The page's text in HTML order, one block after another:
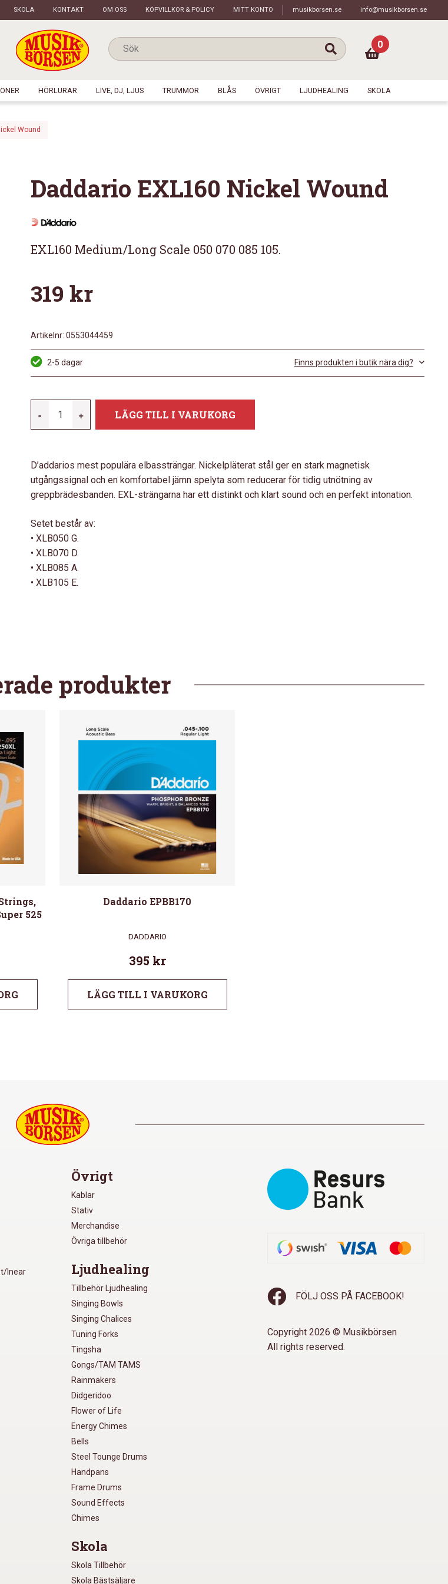
SKOLA KONTAKT OM OSS KÖPVILLKOR & POLICY MITT KONTO musikborsen.se info@musikborsen.se
0
HÖRLURAR LIVE, DJ, LJUS TRUMMOR BLÅS ÖVRIGT LJUDHEALING SKOLA
Wound
Daddario EXL160 Nickel Wound
EXL160 Medium/Long Scale 050 070 085 105.
319 kr
Artikelnr: 0553044459
2-5 dagar Finns produkten i butik nära dig?
-
EXL160
MÄNGD
+ LÄGG TILL I VARUKORG
D’addarios mest populära elbassträngar. Nickelpläterat stål ger en stark magnetisk
utgångssignal och en komfortabel jämn spelyta som reducerar för tidig utnötning av
greppbrädesbanden. EXL-strängarna har ett distinkt och klart sound och en perfekt intonation.
Setet består av:
• XLB050 G.
• XLB070 D.
• XLB085 A.
• XLB105 E.
produkter
525
Daddario EPBB170
DADDARIO
395 kr
LÄGG TILL I VARUKORG
Inear
Övrigt
Kablar
Stativ
Merchandise
Övriga tillbehör
Ljudhealing
Tillbehör Ljudhealing
Singing Bowls
Singing Chalices
Tuning Forks
Tingsha
Gongs/TAM TAMS
Rainmakers
Didgeridoo
Flower of Life
Energy Chimes
Bells
Steel Tounge Drums
Handpans
Frame Drums
Sound Effects
Chimes
Skola
Skola Tillbehör
Skola Bästsäljare
FÖLJ OSS PÅ FACEBOOK!
Copyright 2026 © Musikbörsen
All rights reserved.